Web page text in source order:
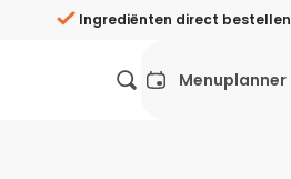
Ingrediënten direct bestellen
Menuplanner